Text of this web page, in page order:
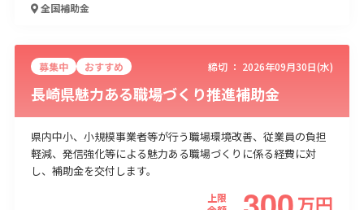
全国補助金
募集中 おすすめ 締切 ： 2026年09月30日(水)
長崎県魅力ある職場づくり推進補助金
県内中小、小規模事業者等が行う職場環境改善、従業員の負担
軽減、発信強化等による魅力ある職場づくりに係る経費に対
し、補助金を交付します。
上限
万円